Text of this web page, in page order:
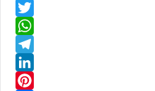
Facebook
Twitter
WhatsApp
Telegram
LinkedIn